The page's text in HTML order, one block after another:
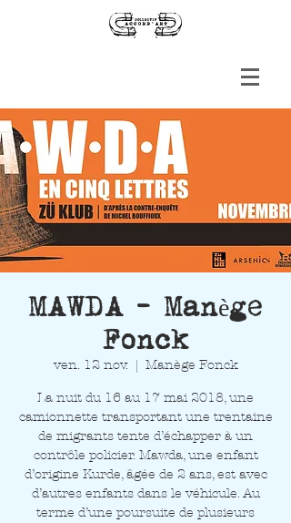
MAWDA - Manège
Fonck
ven. 12 nov.
  |
Manège Fonck
La nuit du 16 au 17 mai 2018, une
camionnette transportant une trentaine
de migrants tente d’échapper à un
contrôle policier. Mawda, une enfant
d’origine Kurde, âgée de 2 ans, est avec
d’autres enfants dans le véhicule. Au
terme d’une poursuite de plusieurs